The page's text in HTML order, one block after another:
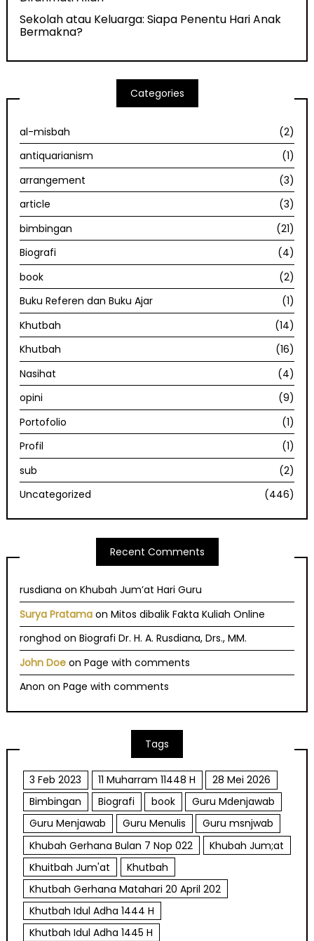
Sekolah atau Keluarga: Siapa Penentu Hari Anak
Bermakna?
Categories
al-misbah
(2)
antiquarianism
(1)
arrangement
(3)
article
(3)
bimbingan
(21)
Biografi
(4)
book
(2)
Buku Referen dan Buku Ajar
(1)
Khutbah
(14)
Khutbah
(16)
Nasihat
(4)
opini
(9)
Portofolio
(1)
Profil
(1)
sub
(2)
Uncategorized
(446)
Recent Comments
rusdiana onKhubah Jum’at Hari Guru
Surya Pratama onMitos dibalik Fakta Kuliah Online
ronghod onBiografi Dr. H. A. Rusdiana, Drs., MM.
John Doe onPage with comments
Anon onPage with comments
Tags
3 Feb 2023 11 Muharram 11448 H
28 Mei 2026
Bimbingan
Biografi book
Guru Mdenjawab
Guru Menjawab
Guru Menulis
Guru msnjwab
Khubah Gerhana Bulan 7 Nop 022
Khubah Jum;at
Khuitbah Jum'at
Khutbah
Khutbah Gerhana Matahari 20 April 202
Khutbah Idul Adha 1444 H
Khutbah Idul Adha 1445 H